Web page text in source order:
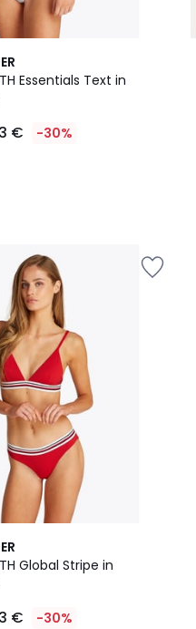
Essentials Text in
€ -30%
Global Stripe in
€ -30%